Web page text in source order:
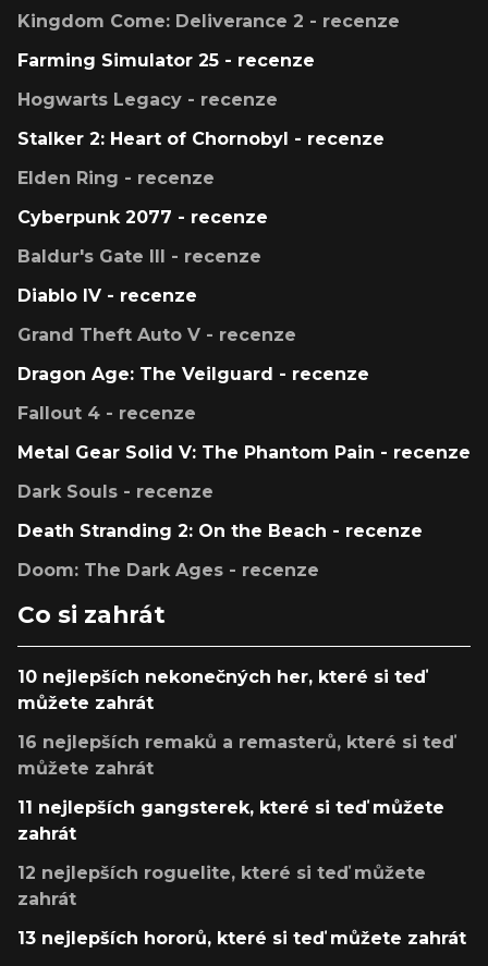
Kingdom Come: Deliverance 2 - recenze
Farming Simulator 25 - recenze
Hogwarts Legacy - recenze
Stalker 2: Heart of Chornobyl - recenze
Elden Ring - recenze
Cyberpunk 2077 - recenze
Baldur's Gate III - recenze
Diablo IV - recenze
Grand Theft Auto V - recenze
Dragon Age: The Veilguard - recenze
Fallout 4 - recenze
Metal Gear Solid V: The Phantom Pain - recenze
Dark Souls - recenze
Death Stranding 2: On the Beach - recenze
Doom: The Dark Ages - recenze
Co si zahrát
10 nejlepších nekonečných her, které si teď
můžete zahrát
16 nejlepších remaků a remasterů, které si teď
můžete zahrát
11 nejlepších gangsterek, které si teď můžete
zahrát
12 nejlepších roguelite, které si teď můžete
zahrát
13 nejlepších hororů, které si teď můžete zahrát